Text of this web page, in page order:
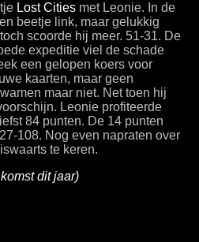
Lost Cities met Leonie. In de
beetje link, maar gelukkig
scoorde hij meer. 51-31. De
expeditie viel de schade
een gelopen koers voor
kaarten, maar geen
maar niet. Net toen hij
Leonie profiteerde
84 punten. De 14 punten
108. Nog even napraten over
te keren.
dit jaar)